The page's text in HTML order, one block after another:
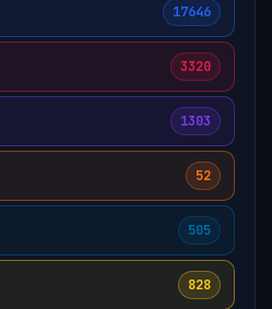
17646
3320
1303
52
505
828